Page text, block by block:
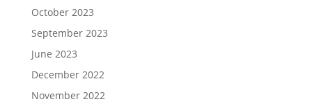
October 2023
September 2023
June 2023
December 2022
November 2022